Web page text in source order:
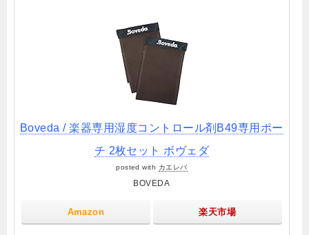
Boveda / 楽器専用湿度コントロール剤B49専用ポー
チ 2枚セット ボヴェダ
posted with カエレバ
BOVEDA
Amazon 楽天市場